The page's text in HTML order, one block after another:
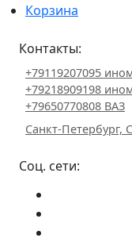
Корзина
Контакты:
+79119207095
+79218909198
+79650770808 ВАЗ
Санкт-Петербург,
Соц. сети: